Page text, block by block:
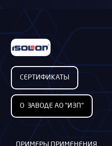
СЕРТИФИКАТЫ
О ЗАВОДЕ АО "ИЗП"